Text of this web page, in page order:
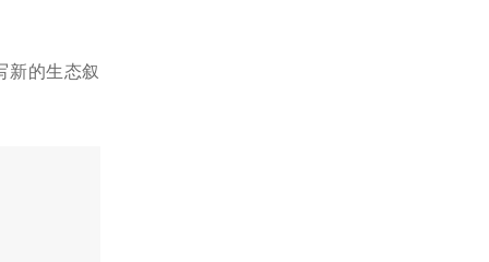
新的生态叙